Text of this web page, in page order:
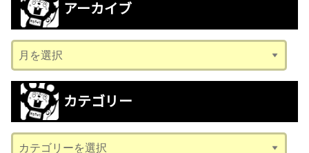
アーカイブ
ー
カ
ブ
カテゴリー